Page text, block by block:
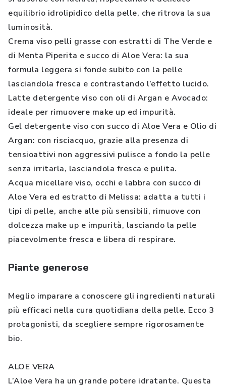
equilibrio idrolipidico della pelle, che ritrova la sua
luminosità.
Crema viso pelli grasse con estratti di The Verde e
di Menta Piperita e succo di Aloe Vera: la sua
formula leggera si fonde subito con la pelle
lasciandola fresca e contrastando l’effetto lucido.
Latte detergente viso con oli di Argan e Avocado:
ideale per rimuovere make up ed impurità.
Gel detergente viso con succo di Aloe Vera e Olio di
Argan: con risciacquo, grazie alla presenza di
tensioattivi non aggressivi pulisce a fondo la pelle
senza irritarla, lasciandola fresca e pulita.
Acqua micellare viso, occhi e labbra con succo di
Aloe Vera ed estratto di Melissa: adatta a tutti i
tipi di pelle, anche alle più sensibili, rimuove con
dolcezza make up e impurità, lasciando la pelle
piacevolmente fresca e libera di respirare.
Piante generose
Meglio imparare a conoscere gli ingredienti naturali
più efficaci nella cura quotidiana della pelle. Ecco 3
protagonisti, da scegliere sempre rigorosamente
bio.
ALOE VERA
L’Aloe Vera ha un grande potere idratante. Questa